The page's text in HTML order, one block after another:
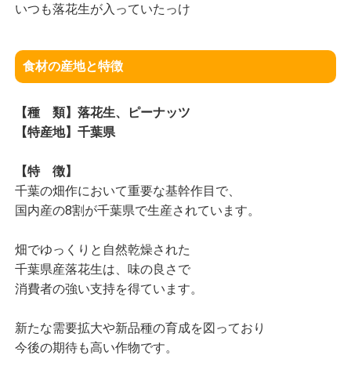
いつも落花生が入っていたっけ
食材の産地と特徴
【種 類】落花生、ピーナッツ
【特産地】千葉県
【特 徴】
千葉の畑作において重要な基幹作目で、
国内産の8割が千葉県で生産されています。
畑でゆっくりと自然乾燥された
千葉県産落花生は、味の良さで
消費者の強い支持を得ています。
新たな需要拡大や新品種の育成を図っており
今後の期待も高い作物です。